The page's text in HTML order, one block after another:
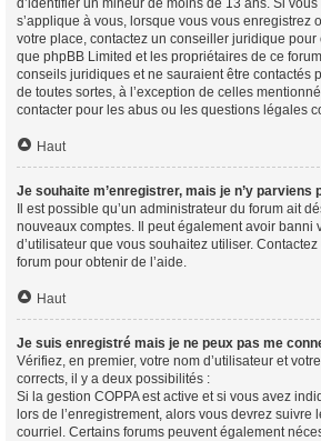
d’identifier un mineur de moins de 13 ans. Si
s’applique à vous, lorsque vous vous enregistrez
votre place, contactez un conseiller juridique pour
que phpBB Limited et les propriétaires de ce
conseils juridiques et ne sauraient être contactés
de toutes sortes, à l’exception de celles
contacter pour les abus ou les questions légales
Haut
Je souhaite m’enregistrer, mais je n’y parviens
Il est possible qu’un administrateur du forum ait
nouveaux comptes. Il peut également avoir banni
d’utilisateur que vous souhaitez utiliser.
forum pour obtenir de l’aide.
Haut
Je suis enregistré mais je ne peux pas me
Vérifiez, en premier, votre nom d’utilisateur et
corrects, il y a deux possibilités :
Si la gestion COPPA est active et si vous avez
lors de l’enregistrement, alors vous devrez suivre
courriel. Certains forums peuvent également